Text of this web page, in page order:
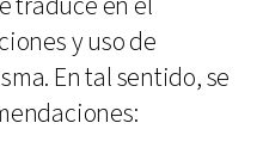
y uso de
En tal sentido, se